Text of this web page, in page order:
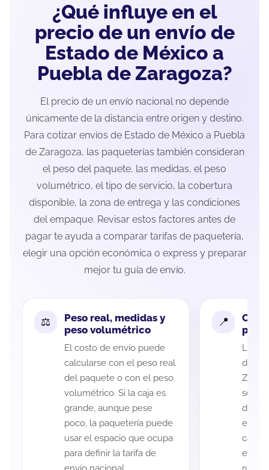
¿Qué influye en el
precio de un envío de
Estado de México a
Puebla de Zaragoza?
El precio de un envío nacional no depende
únicamente de la distancia entre origen y destino.
Para cotizar envíos de Estado de México a Puebla
de Zaragoza, las paqueterías también consideran
el peso del paquete, las medidas, el peso
volumétrico, el tipo de servicio, la cobertura
disponible, la zona de entrega y las condiciones
del empaque. Revisar estos factores antes de
pagar te ayuda a comparar tarifas de paquetería,
elegir una opción económica o express y preparar
mejor tu guía de envío.
Peso real, medidas y
peso volumétrico
El costo de envío puede
calcularse con el peso real
del paquete o con el peso
volumétrico. Si la caja es
grande, aunque pese
poco, la paquetería puede
usar el espacio que ocupa
para definir la tarifa de
La
de
de
cada
es